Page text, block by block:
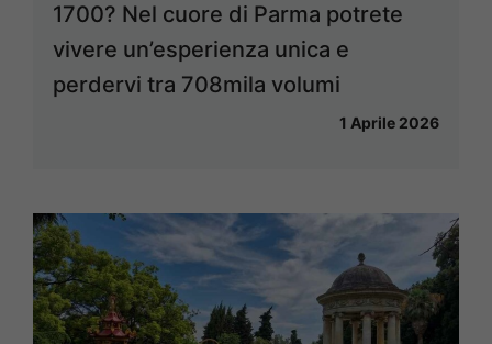
1700? Nel cuore di Parma potrete
vivere un’esperienza unica e
perdervi tra 708mila volumi
1 Aprile 2026